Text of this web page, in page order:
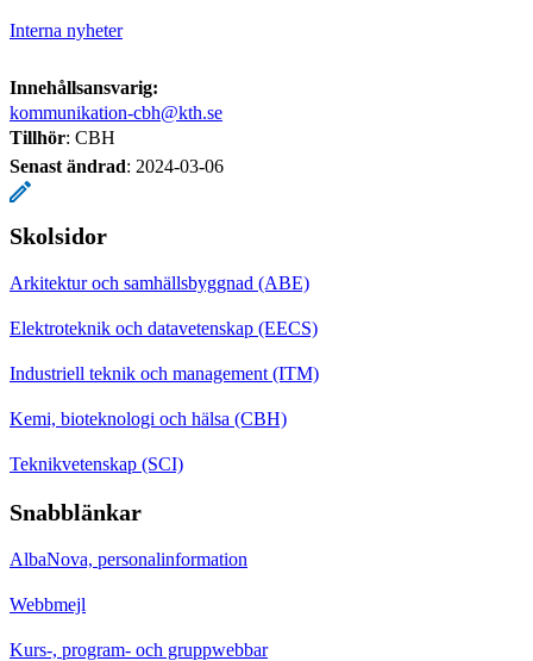
Interna nyheter
Innehållsansvarig:
kommunikation-cbh@kth.se
Tillhör: CBH
Senast ändrad: 2024-03-06
Skolsidor
Arkitektur och samhällsbyggnad (ABE)
Elektroteknik och datavetenskap (EECS)
Industriell teknik och management (ITM)
Kemi, bioteknologi och hälsa (CBH)
Teknikvetenskap (SCI)
Snabblänkar
AlbaNova, personalinformation
Webbmejl
Kurs-, program- och gruppwebbar